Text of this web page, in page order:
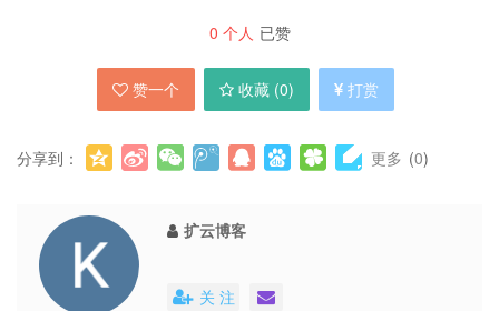
0 个人 已赞
赞一个 收藏 (0) 打赏
分享到： 更多 (0)
扩云博客
关 注